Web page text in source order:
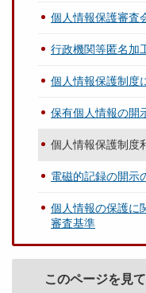
個人情報保護審査
行政機関等匿名加
個人情報保護制度
保有個人情報の開
個人情報保護制度
電磁的記録の開示
個人情報の保護に
審査基準
このページを見